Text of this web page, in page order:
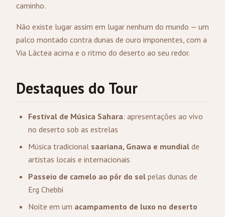
caminho.
Não existe lugar assim em lugar nenhum do mundo — um
palco montado contra dunas de ouro imponentes, com a
Via Láctea acima e o ritmo do deserto ao seu redor.
Destaques do Tour
Festival de Música Sahara: apresentações ao vivo
no deserto sob as estrelas
Música tradicional saariana, Gnawa e mundial de
artistas locais e internacionais
Passeio de camelo ao pôr do sol pelas dunas de
Erg Chebbi
Noite em um acampamento de luxo no deserto